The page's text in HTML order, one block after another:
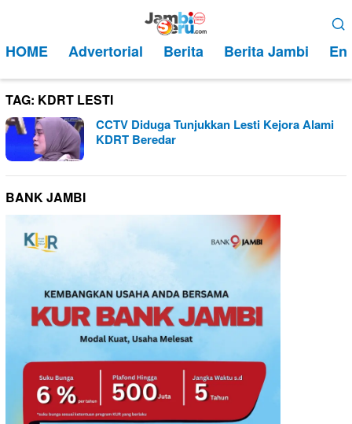
kontenMobile
HOME Advertorial Berita Berita Jambi
TAG: KDRT LESTI
CCTV Diduga Tunjukkan Lesti Kejora Alami
KDRT Beredar
BANK JAMBI